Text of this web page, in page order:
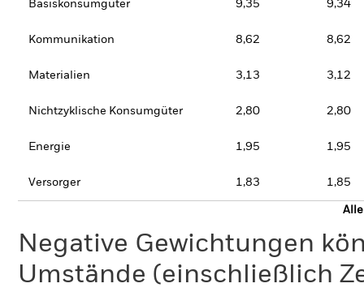
Basiskonsumgüter 9,35 9,34
Kommunikation 8,62 8,62
Materialien 3,13 3,12
Nichtzyklische Konsumgüter 2,80 2,80
Energie 1,95 1,95
Versorger 1,83 1,85
Negative Gewichtungen
Umstände (einschließlich